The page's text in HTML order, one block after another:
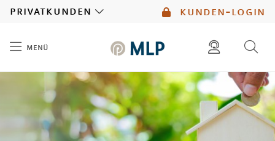
kunden-login
privatkunden
menü
diese website durchsuchen
mlp berater finden